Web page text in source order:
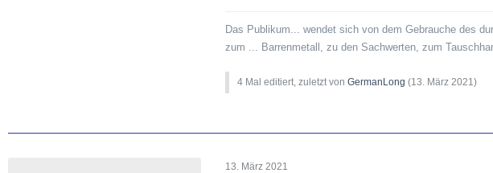
Das Publikum... wendet sich von dem Gebrauche des
zum ... Barrenmetall, zu den Sachwerten, zum
4 Mal editiert, zuletzt von GermanLong (13. März 2021)
13. März 2021